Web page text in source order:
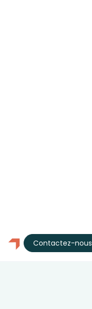
Contactez-nous